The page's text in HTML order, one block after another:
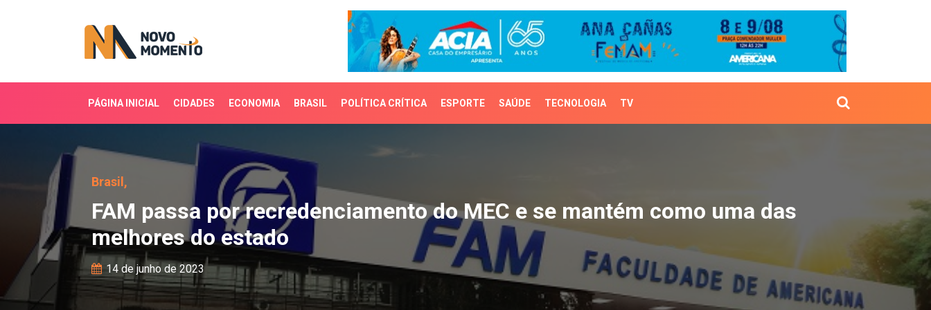
PÁGINA INICIAL CIDADES ECONOMIA BRASIL POLÍTICA CRÍTICA ESPORTE SAÚDE TECNOLOGIA TV
FAM passa por recredenciamento do MEC e se mantém como uma das
Brasil,
FAM passa por recredenciamento do MEC e se mantém como uma das
melhores do estado
14 de junho de 2023